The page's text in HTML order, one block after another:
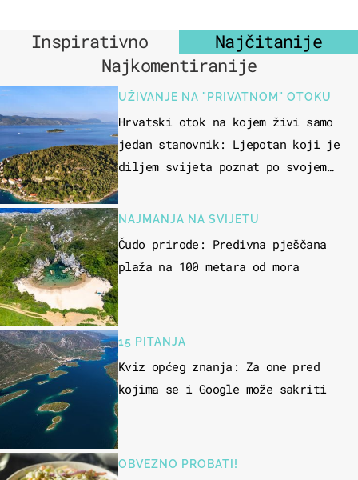
Inspirativno
Najčitanije
Najkomentiranije
UŽIVANJE NA "PRIVATNOM" OTOKU
Hrvatski otok na kojem živi samo
jedan stanovnik: Ljepotan koji je
diljem svijeta poznat po svojem
NAJMANJA NA SVIJETU
Čudo prirode: Predivna pješčana
plaža na 100 metara od mora
15 PITANJA
Kviz općeg znanja: Za one pred
kojima se i Google može sakriti
OBVEZNO PROBATI!